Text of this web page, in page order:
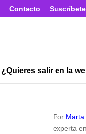
Contacto
¿Quieres salir en la
Por Marta
experta